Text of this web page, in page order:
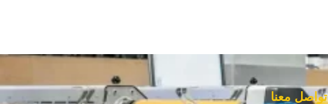
تواصل معنا